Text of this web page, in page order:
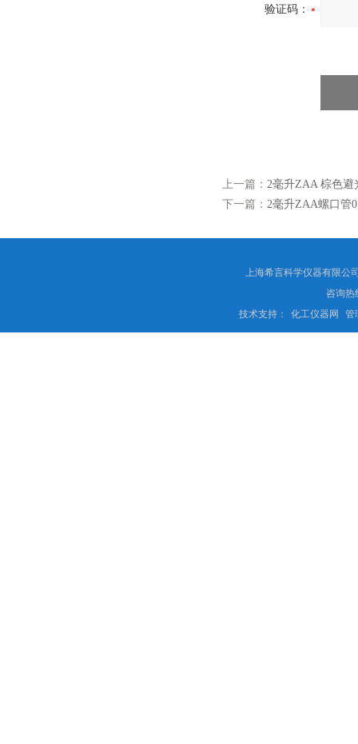
验证码：
上一篇： 2毫升ZAA 棕色避
下一篇： 2毫升ZAA螺口管
上海希言科学仪器有限公
咨询热
技术支持：
化工仪器网 管